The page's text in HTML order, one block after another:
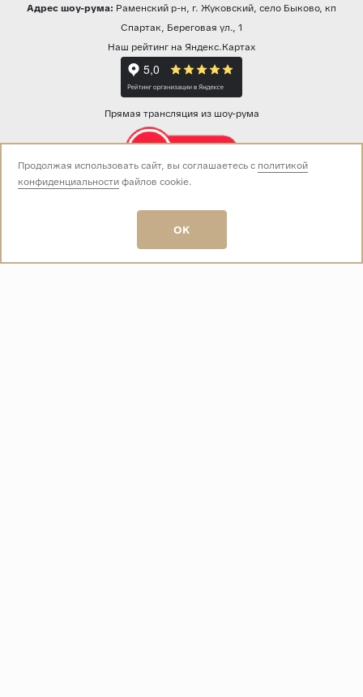
Адрес шоу-рума: Раменский р-н, г. Жуковский, село Быково, кп
Спартак, Береговая ул., 1
Наш рейтинг на Яндекс.Картах
Прямая трансляция из шоу-рума
Звоните нам:
пн-вс 10:00 - 19:00
E-mail:
info@baza-plitki.ru
Продолжая использовать сайт, вы соглашаетесь с политикой
конфиденциальностифайлов cookie.
OK